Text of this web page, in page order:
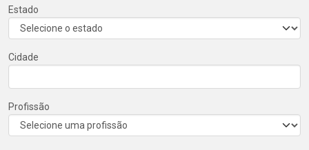
Estado
Cidade
Profissão